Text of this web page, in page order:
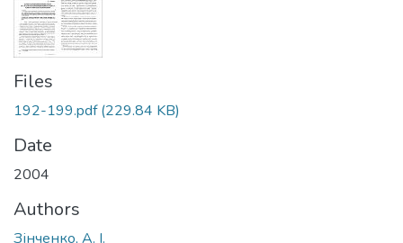
Files
192-199.pdf(229.84 KB)
Date
2004
Authors
Зінченко, А. І.